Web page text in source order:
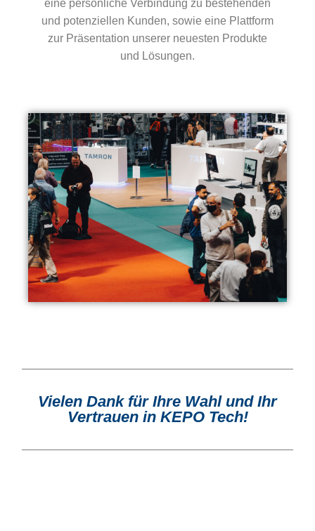
eine persönliche Verbindung zu bestehenden
und potenziellen Kunden, sowie eine Plattform
zur Präsentation unserer neuesten Produkte
und Lösungen.
Vielen Dank für Ihre Wahl und Ihr
Vertrauen in KEPO Tech!